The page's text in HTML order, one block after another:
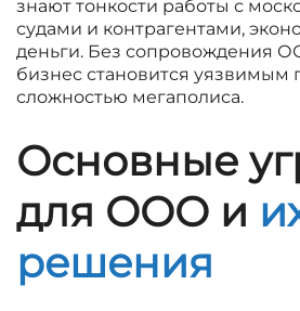
знают тонкости работы с
судами и контрагентами,
деньги. Без сопровождения
бизнес становится уязвимым
сложностью мегаполиса.
Основные
для ООО и
решения